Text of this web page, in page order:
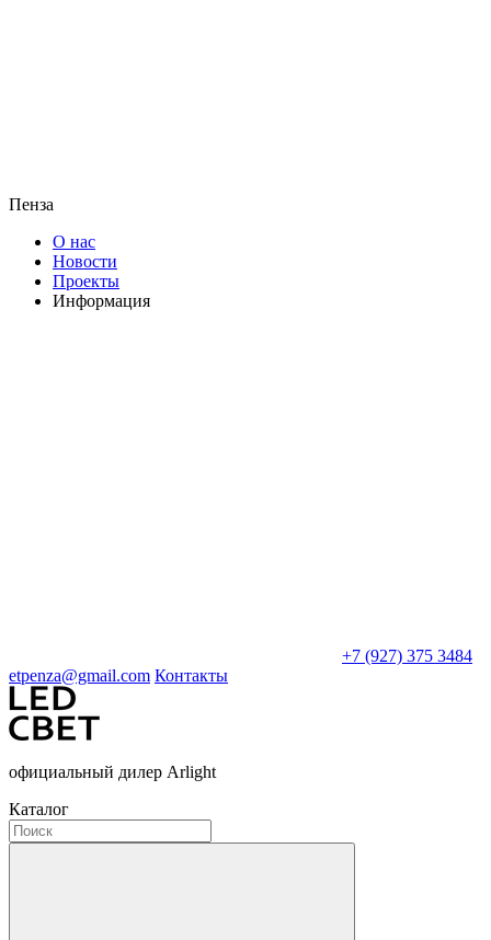
Пенза
О нас
Новости
Проекты
Информация
+7 (927) 375 3484
etpenza@gmail.com Контакты
официальный дилер Arlight
Каталог